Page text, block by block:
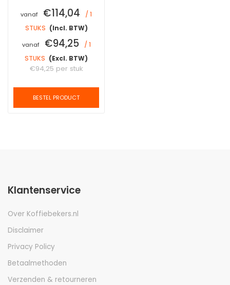
vanaf €114,04
/ 1
STUKS (Incl. BTW)
vanaf €94,25
/ 1
STUKS (Excl. BTW)
€94,25 per stuk
BESTEL PRODUCT
Klantenservice
Over Koffiebekers.nl
Disclaimer
Privacy Policy
Betaalmethoden
Verzenden & retourneren